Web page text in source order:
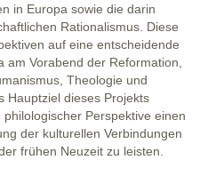
in Europa sowie die darin
Rationalismus. Diese
auf eine entscheidende
am Vorabend der Reformation,
Theologie und
Hauptziel dieses Projekts
Perspektive einen
der kulturellen Verbindungen
frühen Neuzeit zu leisten.